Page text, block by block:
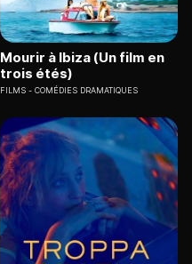
Mourir à Ibiza (Un film en
trois étés)
FILMS COMÉDIES DRAMATIQUES